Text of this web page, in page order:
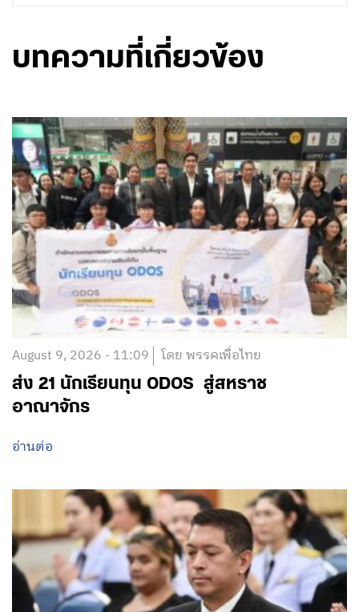
บทความที่เกี่ยวข้อง
August 9, 2026 - 11:09 โดย พรรคเพื่อไทย
ส่ง 21 นักเรียนทุน ODOS สู่สหราช
อาณาจักร
อ่านต่อ